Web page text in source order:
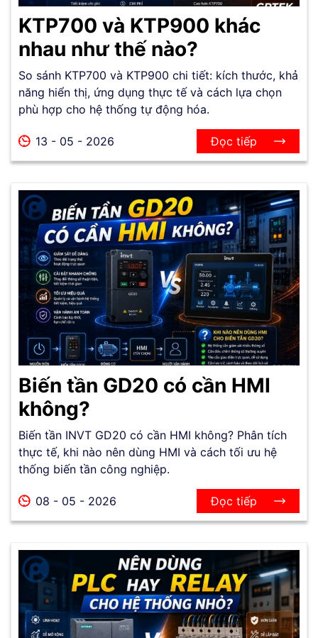
KTP700 và KTP900 khác
nhau như thế nào?
So sánh KTP700 và KTP900 chi tiết: kích thước, khả
năng hiển thị, ứng dụng thực tế và cách lựa chọn
phù hợp cho hệ thống tự động hóa.
13 - 05 - 2026 Đọc tiếp
Biến tần GD20 có cần HMI
không?
Biến tần INVT GD20 có cần HMI không? Phân tích
thực tế, khi nào nên dùng HMI và cách tối ưu hệ
thống biến tần công nghiệp.
08 - 05 - 2026 Đọc tiếp